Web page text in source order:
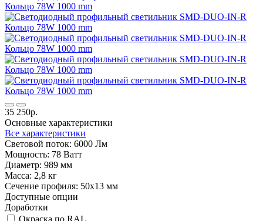
35 250р.
Основные характеристики
Все характеристики
Световой поток: 6000 Лм
Мощность: 78 Ватт
Диаметр: 989 мм
Масса: 2,8 кг
Сечение профиля: 50х13 мм
Доступные опции
Доработки
Окраска по RAL